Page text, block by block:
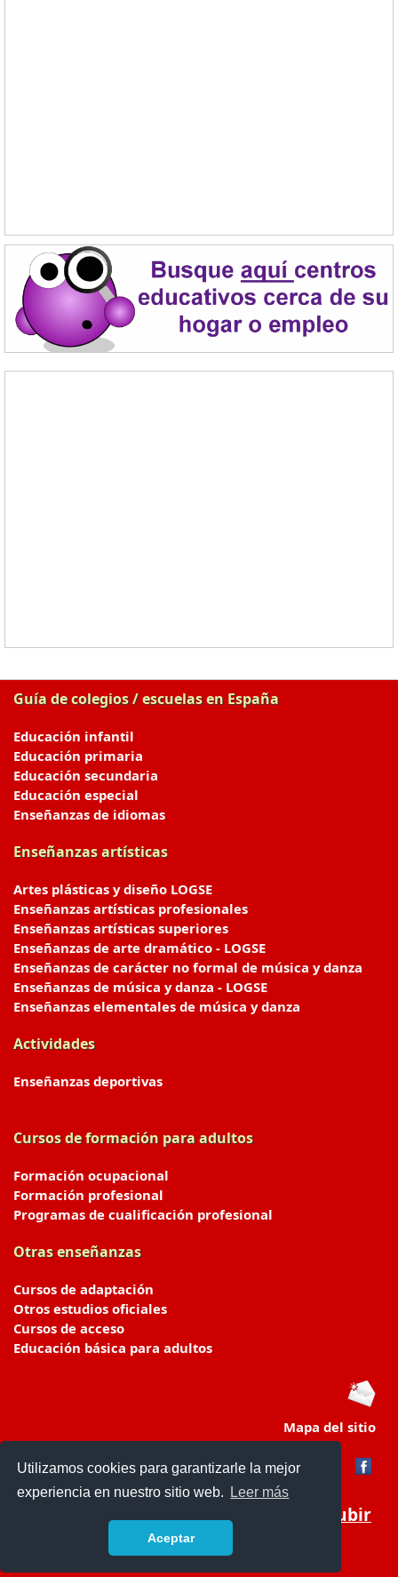
Utilizamos cookies para garantizarle la mejor
experiencia en nuestro sitio web.
Leer más
Aceptar
Guía de colegios / escuelas en España
Educación infantil
Educación primaria
Educación secundaria
Educación especial
Enseñanzas de idiomas
Enseñanzas artísticas
Artes plásticas y diseño LOGSE
Enseñanzas artísticas profesionales
Enseñanzas artísticas superiores
Enseñanzas de arte dramático - LOGSE
Enseñanzas de carácter no formal de música y danza
Enseñanzas de música y danza - LOGSE
Enseñanzas elementales de música y danza
Actividades
Enseñanzas deportivas
Cursos de formación para adultos
Formación ocupacional
Formación profesional
Programas de cualificación profesional
Otras enseñanzas
Cursos de adaptación
Otros estudios oficiales
Cursos de acceso
Educación básica para adultos
Mapa del sitio
Subir